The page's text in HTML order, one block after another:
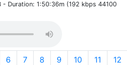
- Duration: 1:50:36m (192 kbps 44100
6 7 8 9 10 11 12